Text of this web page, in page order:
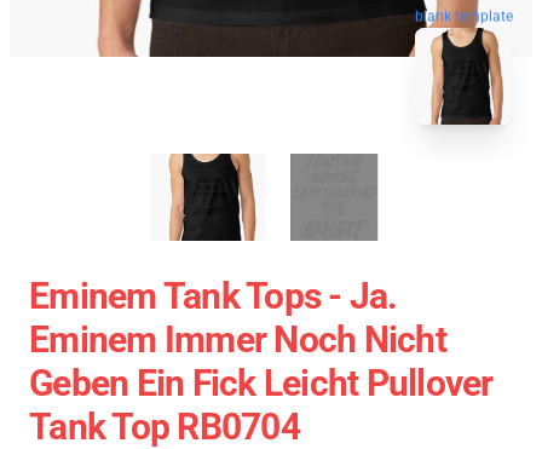
blank template
Eminem Tank Tops - Ja.
Eminem Immer Noch Nicht
Geben Ein Fick Leicht Pullover
Tank Top RB0704